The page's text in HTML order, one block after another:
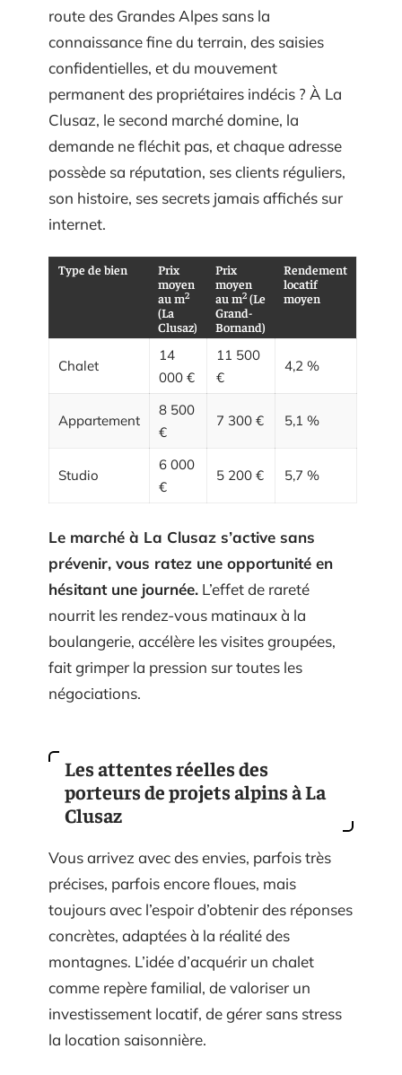
route des Grandes Alpes sans la
connaissance fine du terrain, des saisies
confidentielles, et du mouvement
permanent des propriétaires indécis ? À La
Clusaz, le second marché domine, la
demande ne fléchit pas, et chaque adresse
possède sa réputation, ses clients réguliers,
son histoire, ses secrets jamais affichés sur
internet.
Type de bien
Prix
moyen
au m2
(La
Clusaz)
Prix
moyen
au m2 (Le
Grand-
Bornand)
Rendement
locatif
moyen
Chalet
14
000 €
11 500
€
4,2 %
Appartement
8 500
€
7 300 € 5,1 %
Studio
6 000
€
5 200 € 5,7 %
Le marché à La Clusaz s’active sans
prévenir, vous ratez une opportunité en
hésitant une journée. L’effet de rareté
nourrit les rendez-vous matinaux à la
boulangerie, accélère les visites groupées,
fait grimper la pression sur toutes les
négociations.
Les attentes réelles des
porteurs de projets alpins à La
Clusaz
Vous arrivez avec des envies, parfois très
précises, parfois encore floues, mais
toujours avec l’espoir d’obtenir des réponses
concrètes, adaptées à la réalité des
montagnes. L’idée d’acquérir un chalet
comme repère familial, de valoriser un
investissement locatif, de gérer sans stress
la location saisonnière.